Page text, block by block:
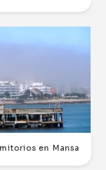
en Mansa